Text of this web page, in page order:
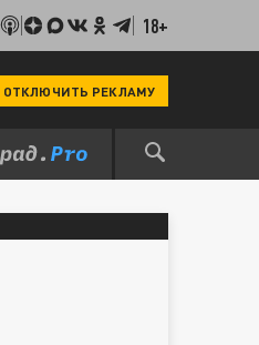
18+
ОТКЛЮЧИТЬ РЕКЛАМУ